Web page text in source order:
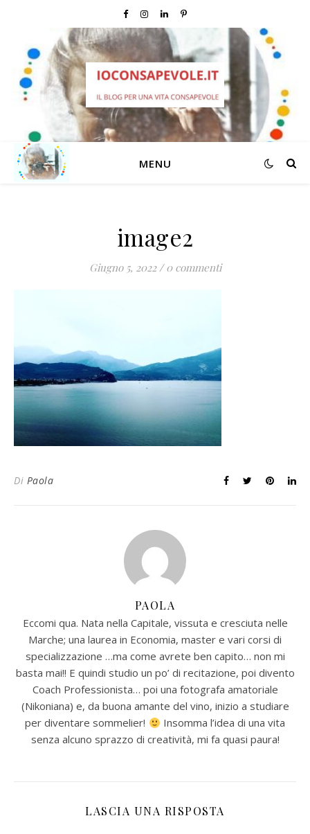
MENU
image2
Giugno 5, 2022 / 0 commenti
Di Paola
PAOLA
Eccomi qua. Nata nella Capitale, vissuta e cresciuta nelle
Marche; una laurea in Economia, master e vari corsi di
specializzazione …ma come avrete ben capito… non mi
basta mai!! E quindi studio un po’ di recitazione, poi divento
Coach Professionista… poi una fotografa amatoriale
(Nikoniana) e, da buona amante del vino, inizio a studiare
per diventare sommelier!
Insomma l’idea di una vita
senza alcuno sprazzo di creatività, mi fa quasi paura!
LASCIA UNA RISPOSTA